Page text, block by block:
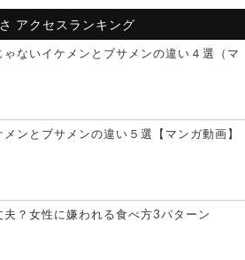
アクセスランキング
ゃないイケメンとブサメンの違い４選（マ
メンとブサメンの違い５選【マンガ動画】
夫？女性に嫌われる食べ方3パターン